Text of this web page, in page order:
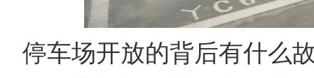
停车场开放的背后有什么